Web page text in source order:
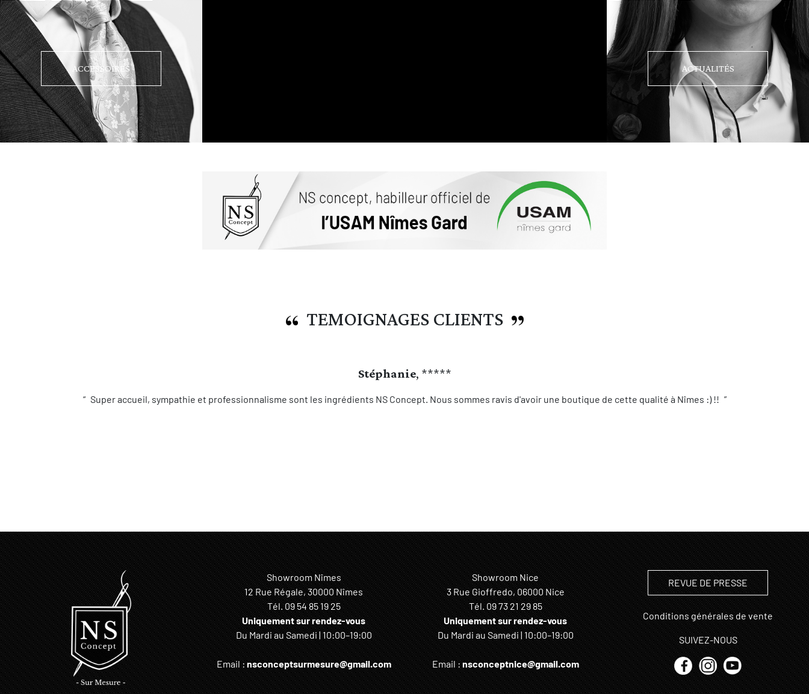
ACCESSOIRES ACTUALITÉS
TEMOIGNAGES CLIENTS
Stéphanie, *****
Super accueil, sympathie et professionnalisme sont les ingrédients NS Concept. Nous sommes ravis d'avoir une boutique de cette qualité à Nîmes :) !!
Showroom Nîmes
12 Rue Régale, 30000 Nîmes
Tél. 09 54 85 19 25
Uniquement sur rendez-vous
Du Mardi au Samedi | 10:00–19:00
Email : nsconceptsurmesure@gmail.com
Showroom Nice
3 Rue Gioffredo, 06000 Nice
Tél. 09 73 21 29 85
Uniquement sur rendez-vous
Du Mardi au Samedi | 10:00–19:00
Email : nsconceptnice@gmail.com
REVUE DE PRESSE
Conditions générales de vente
SUIVEZ-NOUS